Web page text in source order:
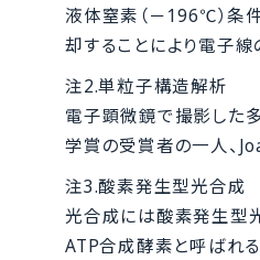
液体窒素（－196℃）条
却することにより電子線
注2.単粒子構造解析
電子顕微鏡で撮影した
学賞の受賞者の一人、
注3.酸素発生型光合成
光合成には酸素発生型
ATP合成酵素と呼ばれ